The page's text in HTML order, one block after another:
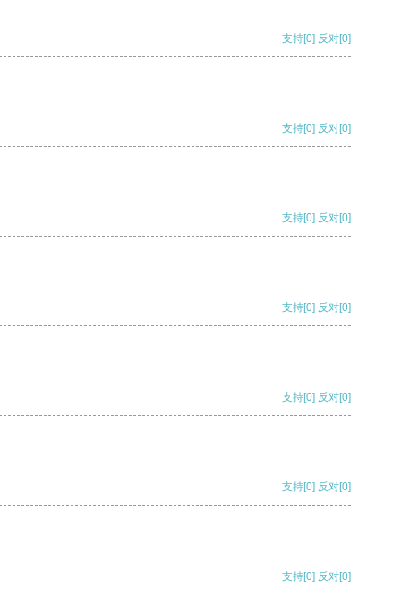
支持[0] 反对[0]
支持[0] 反对[0]
支持[0] 反对[0]
支持[0] 反对[0]
支持[0] 反对[0]
支持[0] 反对[0]
支持[0] 反对[0]